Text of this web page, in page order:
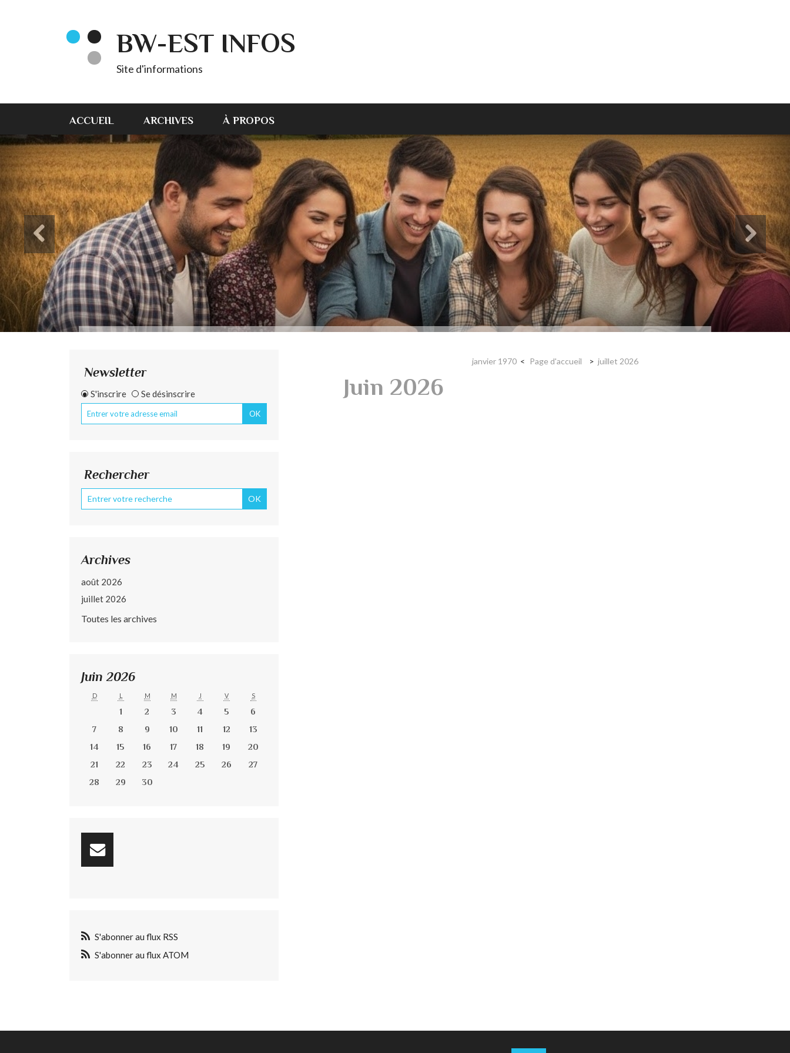
BW-EST INFOS
Site d'informations
ACCUEIL ARCHIVES À PROPOS
Newsletter
S'inscrire Se désinscrire
Rechercher
Archives
août 2026
juillet 2026
Toutes les archives
Juin 2026
D L M M J V S
1 2 3 4 5
6
7
8 9 10 11 12
13
14
15 16 17 18 19
20
21
22 23 24 25 26
27
28
29 30
S'abonner au flux RSS
S'abonner au flux ATOM
janvier 1970 Page d'accueil juillet 2026
Juin 2026